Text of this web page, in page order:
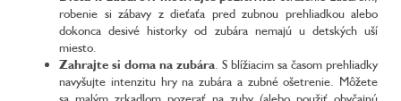
robenie si zábavy z dieťaťa pred zubnou prehliadkou alebo
dokonca desivé historky od zubára nemajú u detských uší
miesto.
Zahrajte si doma na zubára . S blížiacim sa časom prehliadky
navyšujte intenzitu hry na zubára a zubné ošetrenie. Môžete
sa malým zrkadlom pozerať na zuby (alebo použiť obyčajnú